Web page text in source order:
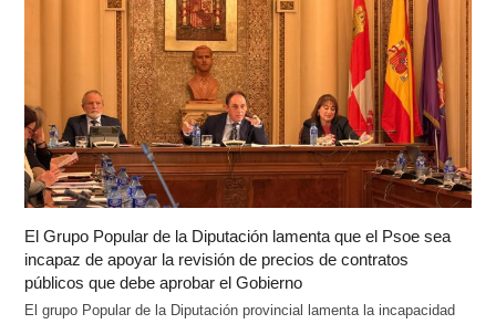
El Grupo Popular de la Diputación lamenta que el Psoe sea
incapaz de apoyar la revisión de precios de contratos
públicos que debe aprobar el Gobierno
El grupo Popular de la Diputación provincial lamenta la incapacidad